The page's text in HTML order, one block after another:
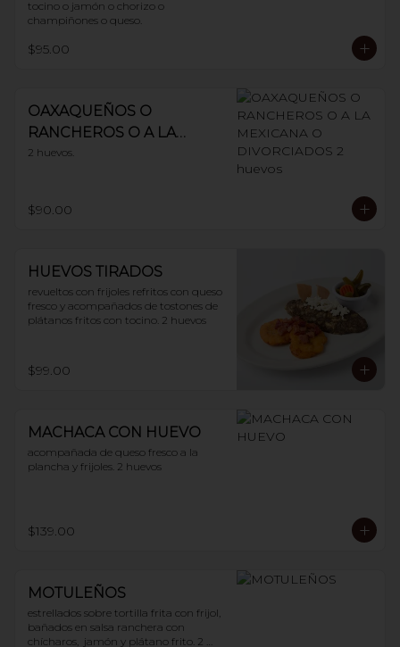
tocino o jamón o chorizo o
champiñones o queso.
$95.00
OAXAQUEÑOS O
RANCHEROS O A LA
MEXICANA O
2 huevos.
$90.00
HUEVOS TIRADOS
revueltos con frijoles refritos con queso
fresco y acompañados de tostones de
plátanos fritos con tocino. 2 huevos
$99.00
MACHACA CON HUEVO
acompañada de queso fresco a la
plancha y frijoles. 2 huevos
$139.00
MOTULEÑOS
estrellados sobre tortilla frita con frijol,
bañados en salsa ranchera con
chícharos,  jamón y plátano frito. 2